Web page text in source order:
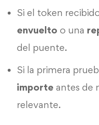
Si el token
envuelto o una
del puente.
Si la primera
importe antes de
relevante.